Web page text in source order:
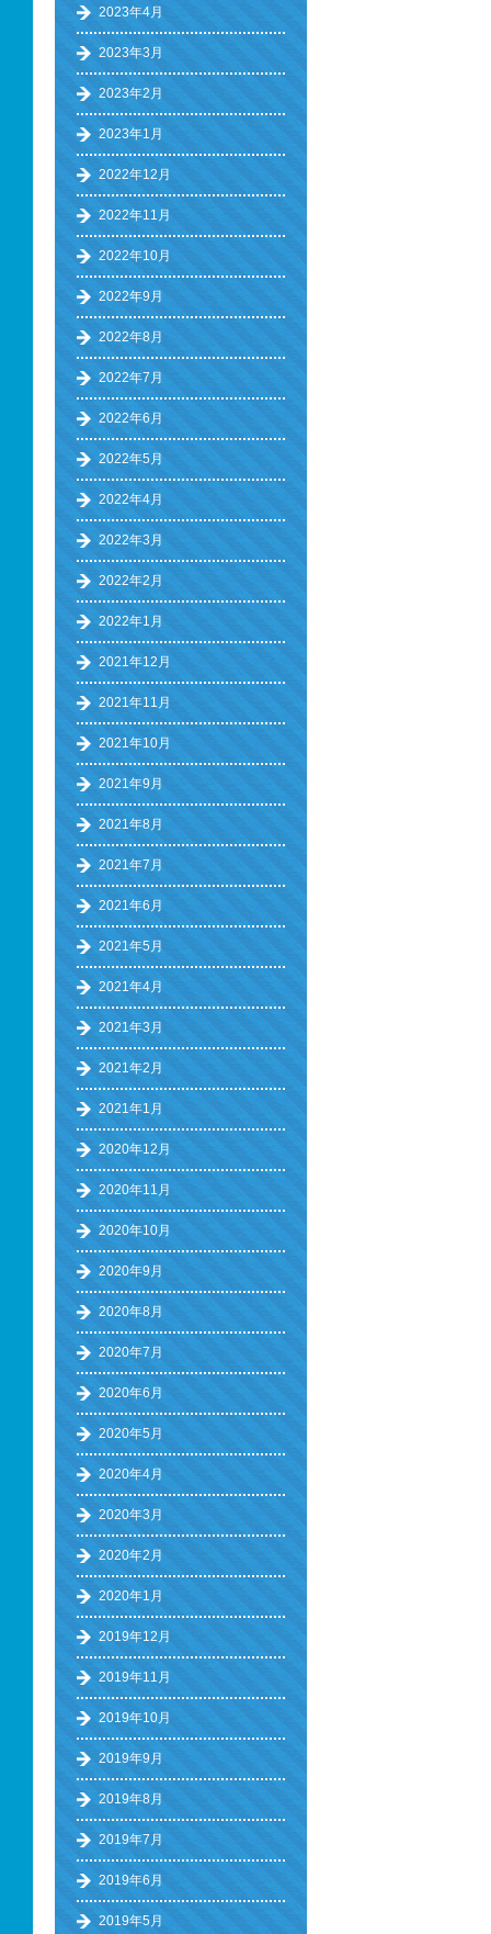
2023年4月
2023年3月
2023年2月
2023年1月
2022年12月
2022年11月
2022年10月
2022年9月
2022年8月
2022年7月
2022年6月
2022年5月
2022年4月
2022年3月
2022年2月
2022年1月
2021年12月
2021年11月
2021年10月
2021年9月
2021年8月
2021年7月
2021年6月
2021年5月
2021年4月
2021年3月
2021年2月
2021年1月
2020年12月
2020年11月
2020年10月
2020年9月
2020年8月
2020年7月
2020年6月
2020年5月
2020年4月
2020年3月
2020年2月
2020年1月
2019年12月
2019年11月
2019年10月
2019年9月
2019年8月
2019年7月
2019年6月
2019年5月